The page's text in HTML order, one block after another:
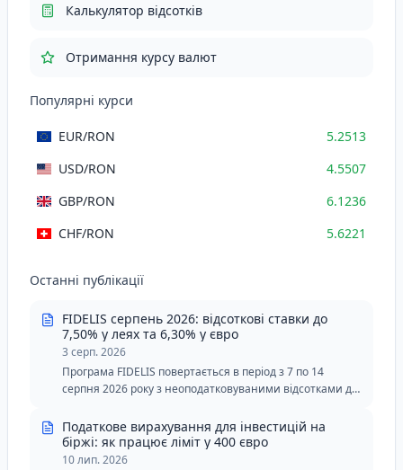
Калькулятор відсотків
Отримання курсу валют
Популярні курси
EUR/RON
5.2513
USD/RON
4.5507
GBP/RON
6.1236
CHF/RON 5.6221
Останні публікації
FIDELIS серпень 2026: відсоткові ставки до
7,50% у леях та 6,30% у євро
3 серп. 2026
Програма FIDELIS повертається в період з 7 по 14
серпня 2026 року з неоподатковуваними відсотками до
два спеціальні транші для донорів крові з зниженими
мінімальними порогами в леях і євро.
Податкове вирахування для інвестицій на
біржі: як працює ліміт у 400 євро
10 лип. 2026